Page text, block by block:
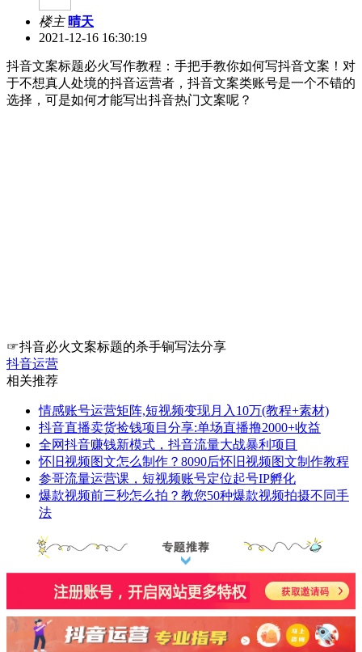
楼主 晴天
2021-12-16 16:30:19
抖音文案标题必火写作教程：手把手教你如何写抖音文案！对
于不想真人处境的抖音运营者，抖音文案类账号是一个不错的
选择，可是如何才能写出抖音热门文案呢？
☞抖音必火文案标题的杀手锏写法分享
抖音运营
相关推荐
情感账号运营矩阵,短视频变现月入10万(教程+素材)
抖音直播卖货捡钱项目分享:单场直播撸2000+收益
全网抖音赚钱新模式，抖音流量大战暴利项目
怀旧视频图文怎么制作？8090后怀旧视频图文制作教程
参哥流量运营课，短视频账号定位起号IP孵化
爆款视频前三秒怎么拍？教您50种爆款视频拍摄不同手
法